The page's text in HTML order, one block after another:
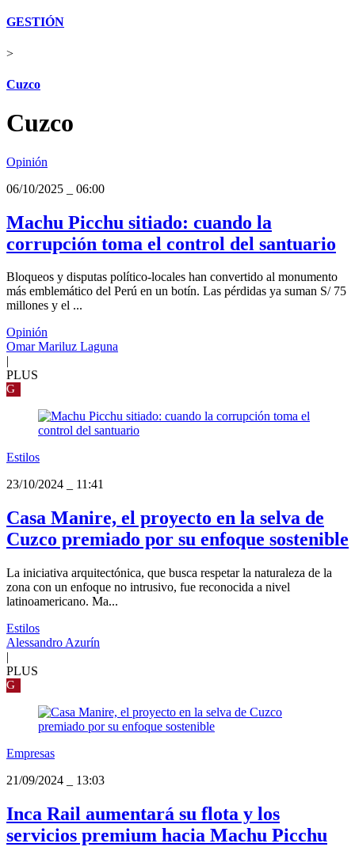
GESTIÓN
>
Cuzco
Cuzco
Opinión
06/10/2025
06:00
Machu Picchu sitiado: cuando la
corrupción toma el control del santuario
Bloqueos y disputas político-locales han convertido al monumento
más emblemático del Perú en un botín. Las pérdidas ya suman S/ 75
millones y el ...
Opinión
Omar Mariluz Laguna
PLUS
G
Estilos
23/10/2024
11:41
Casa Manire, el proyecto en la selva de
Cuzco premiado por su enfoque sostenible
La iniciativa arquitectónica, que busca respetar la naturaleza de la
zona con un enfoque no intrusivo, fue reconocida a nivel
latinoamericano. Ma...
Estilos
Alessandro Azurín
|
PLUS
G
Empresas
21/09/2024
13:03
Inca Rail aumentará su flota y los
servicios premium hacia Machu Picchu